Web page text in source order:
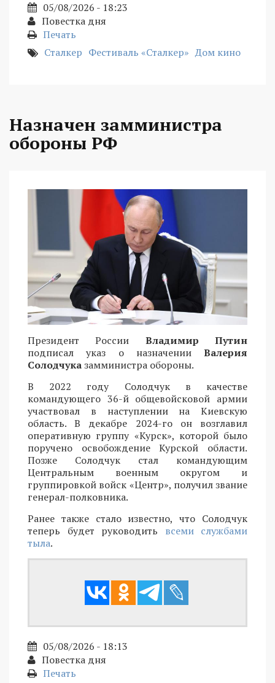
05/08/2026 - 18:23
Повестка дня
Печать
Сталкер Фестиваль «Сталкер» Дом кино
Назначен замминистра
обороны РФ
Президент России Владимир Путин
подписал указ о назначенииВалерия
Солодчуказамминистра обороны.
В 2022 году Солодчук в качестве
командующего 36-й общевойсковой армии
участвовал в наступлении на Киевскую
область. В декабре 2024-го он возглавил
оперативную группу «Курск», которой было
поручено освобождение Курской области.
Позже Солодчук стал командующим
Центральным военным округом и
группировкой войск «Центр», получил звание
генерал-полковника.
Ранее также стало известно, что Солодчук
теперь будет руководить всеми службами
тыла.
05/08/2026 - 18:13
Повестка дня
Печать